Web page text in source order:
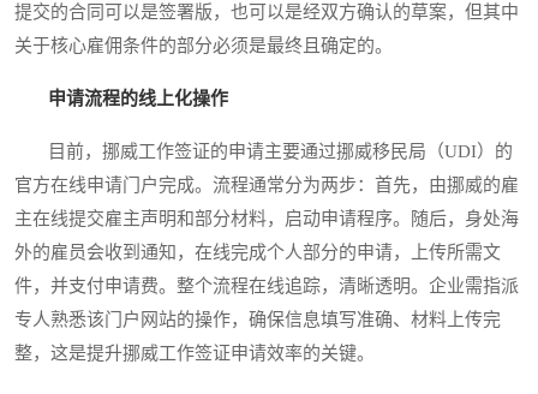
提交的合同可以是签署版，也可以是经双方确认的草案，但其中
关于核心雇佣条件的部分必须是最终且确定的。
申请流程的线上化操作
目前，挪威工作签证的申请主要通过挪威移民局（UDI）的
官方在线申请门户完成。流程通常分为两步：首先，由挪威的雇
主在线提交雇主声明和部分材料，启动申请程序。随后，身处海
外的雇员会收到通知，在线完成个人部分的申请，上传所需文
件，并支付申请费。整个流程在线追踪，清晰透明。企业需指派
专人熟悉该门户网站的操作，确保信息填写准确、材料上传完
整，这是提升挪威工作签证申请效率的关键。